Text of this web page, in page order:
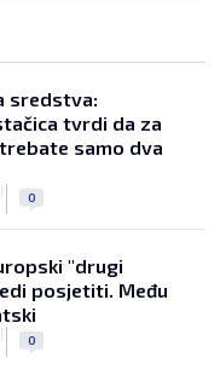
sredstva:
tvrdi da za
samo dva
| 0
"drugi
posjetiti. Među
| 0